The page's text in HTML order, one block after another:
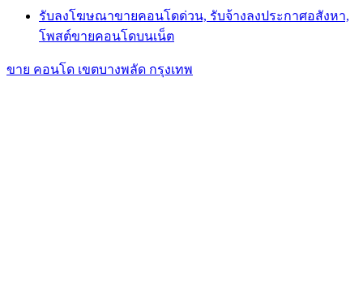
รับลงโฆษณาขายคอนโดด่วน, รับจ้างลงประกาศอสังหา,
โพสต์ขายคอนโดบนเน็ต
ขาย คอนโด เขตบางพลัด กรุงเทพ